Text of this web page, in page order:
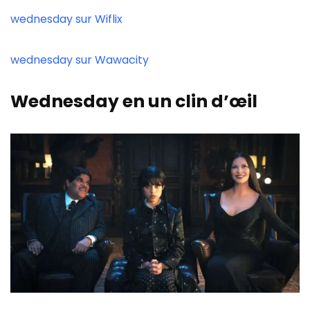
wednesday sur Wiflix
wednesday sur Wawacity
Wednesday en un clin d’œil